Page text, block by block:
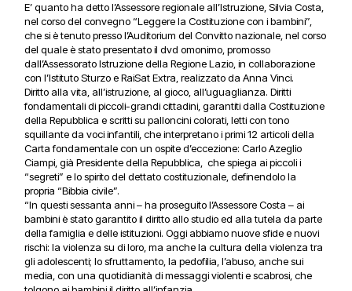
E’ quanto ha dettol’Assessore regionale all’Istruzione, Silvia Costa,
nel corso del convegno “Leggere la Costituzione con i bambini”,
che si è tenuto presso l’Auditorium del Convitto nazionale, nel corso
del quale è stato presentato il dvd omonimo, promosso
dall’Assessorato Istruzione della Regione Lazio, in collaborazione
con l’Istituto Sturzo e RaiSat Extra, realizzato da Anna Vinci.
Diritto alla vita, all’istruzione, al gioco, all’uguaglianza. Diritti
fondamentali di piccoli-grandi cittadini, garantiti dalla Costituzione
della Repubblica e scritti su palloncini colorati, letti con tono
squillante da voci infantili, che interpretano i primi 12 articoli della
Carta fondamentale con un ospite d’eccezione: Carlo Azeglio
Ciampi, già Presidente della Repubblica, che spiega ai piccoli i
“segreti” e lo spirito del dettato costituzionale, definendolo la
propria “Bibbia civile”.
“In questi sessanta anni – ha proseguito l’Assessore Costa – ai
bambini è stato garantito il diritto allo studio ed alla tutela da parte
della famiglia e delle istituzioni. Oggi abbiamo nuove sfide e nuovi
rischi: la violenza su di loro, ma anche la cultura della violenza tra
gli adolescenti; lo sfruttamento, la pedofilia, l’abuso, anche sui
media, con una quotidianità di messaggi violenti e scabrosi, che